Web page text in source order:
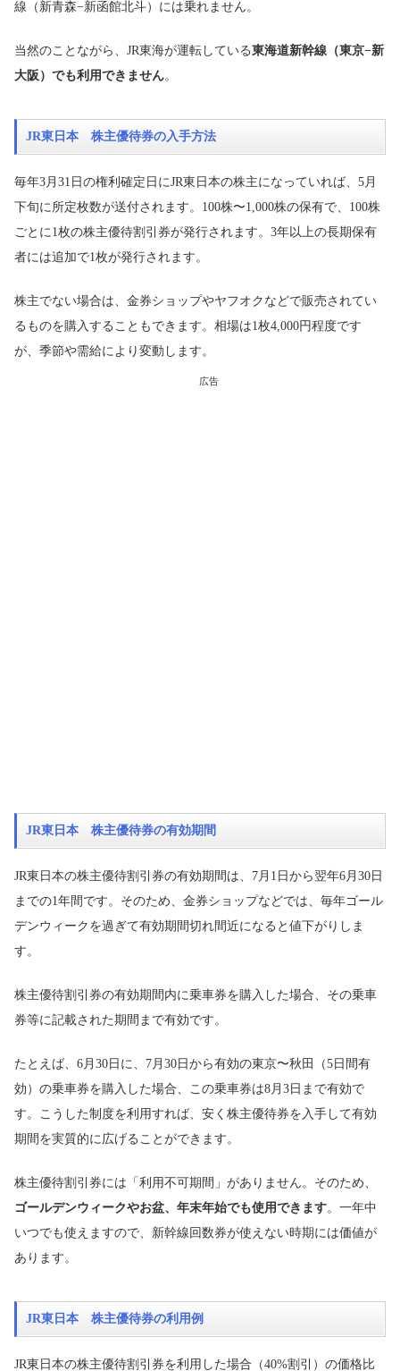
線（新青森−新函館北斗）には乗れません。
当然のことながら、JR東海が運転している東海道新幹線（東京−新
大阪）でも利用できません。
JR東日本 株主優待券の入手方法
毎年3月31日の権利確定日にJR東日本の株主になっていれば、5月
下旬に所定枚数が送付されます。100株〜1,000株の保有で、100株
ごとに1枚の株主優待割引券が発行されます。3年以上の長期保有
者には追加で1枚が発行されます。
株主でない場合は、金券ショップやヤフオクなどで販売されてい
るものを購入することもできます。相場は1枚4,000円程度です
が、季節や需給により変動します。
広告
JR東日本 株主優待券の有効期間
JR東日本の株主優待割引券の有効期間は、7月1日から翌年6月30日
までの1年間です。そのため、金券ショップなどでは、毎年ゴール
デンウィークを過ぎて有効期間切れ間近になると値下がりしま
す。
株主優待割引券の有効期間内に乗車券を購入した場合、その乗車
券等に記載された期間まで有効です。
たとえば、6月30日に、7月30日から有効の東京〜秋田（5日間有
効）の乗車券を購入した場合、この乗車券は8月3日まで有効で
す。こうした制度を利用すれば、安く株主優待券を入手して有効
期間を実質的に広げることができます。
株主優待割引券には「利用不可期間」がありません。そのため、
ゴールデンウィークやお盆、年末年始でも使用できます。一年中
いつでも使えますので、新幹線回数券が使えない時期には価値が
あります。
JR東日本 株主優待券の利用例
JR東日本の株主優待割引券を利用した場合（40%割引）の価格比